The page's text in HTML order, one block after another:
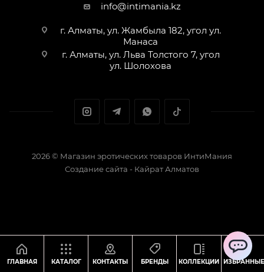
info@intimania.kz
г. Алматы, ул. Жамбыла 182, угол ул.
Манаса
г. Алматы, ул. Льва Толстого 7, угол
ул. Шолохова
2026 © Магазин эротических товаров ИнтиМания
Создание сайта - Кайрат Алматов
ГЛАВНАЯ КАТАЛОГ КОНТАКТЫ БРЕНДЫ КОЛЛЕКЦИИ ИЗБРАННЫЕ
ChatApp